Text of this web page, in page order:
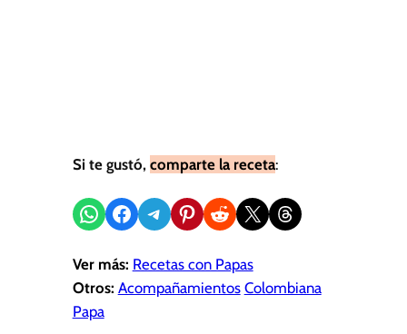
Si te gustó, comparte la receta:
Compartir en WhatsApp
Compartir en Facebook
Compartir en Telegram
Compartir en Pinterest
Compartir en Reddit
Compartir en X Share on Threads
Ver más: Recetas con Papas
Otros: Acompañamientos Colombiana
Papa